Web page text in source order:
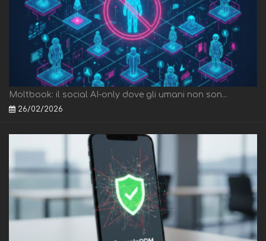
Moltbook: il social AI-only dove gli umani non son...
26/02/2026